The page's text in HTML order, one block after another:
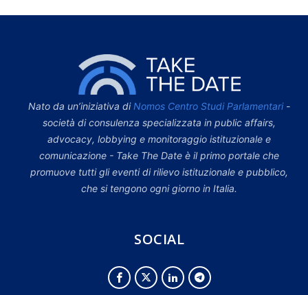
Nato da un’iniziativa di Nomos Centro Studi Parlamentari-
società di consulenza specializzata in public affairs,
advocacy, lobbying e monitoraggio istituzionale e
comunicazione - Take The Date è il primo portale che
promuove tutti gli eventi di rilievo istituzionale e pubblico,
che si tengono ogni giorno in Italia.
SOCIAL